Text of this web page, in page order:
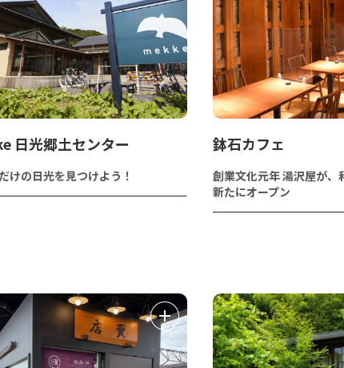
日光郷土センター
けの日光を見つけよう！
鉢石カフェ
創業文化元年 湯沢屋が、
新たにオープン